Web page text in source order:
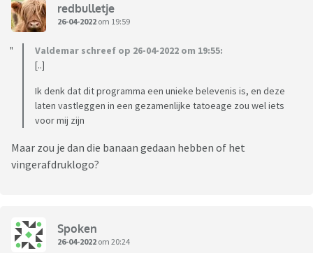
redbulletje
26-04-2022 om 19:59
Valdemar schreef op 26-04-2022 om 19:55:
[..]
Ik denk dat dit programma een unieke belevenis is, en deze
laten vastleggen in een gezamenlijke tatoeage zou wel iets
voor mij zijn
Maar zou je dan die banaan gedaan hebben of het
vingerafdruklogo?
Spoken
26-04-2022 om 20:24